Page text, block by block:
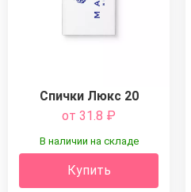
Спички Люкс 20
от 31.8 ₽
В наличии на складе
Купить